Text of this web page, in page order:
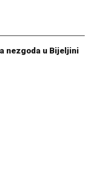
nezgoda u Bijeljini